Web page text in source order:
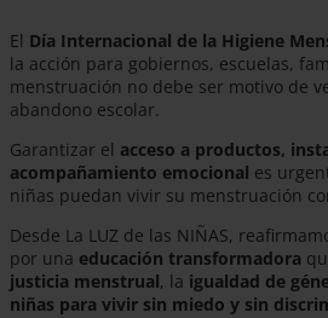
El Día Internacional de la Higiene
la acción para gobiernos, escuelas,
menstruación no debe ser motivo de
abandono escolar.
Garantizar el acceso a productos,
acompañamiento emocional es
niñas puedan vivir su menstruación
Desde La LUZ de las NIÑAS,
por una educación transformadora
justicia menstrual, la igualdad de
niñas para vivir sin miedo y sin